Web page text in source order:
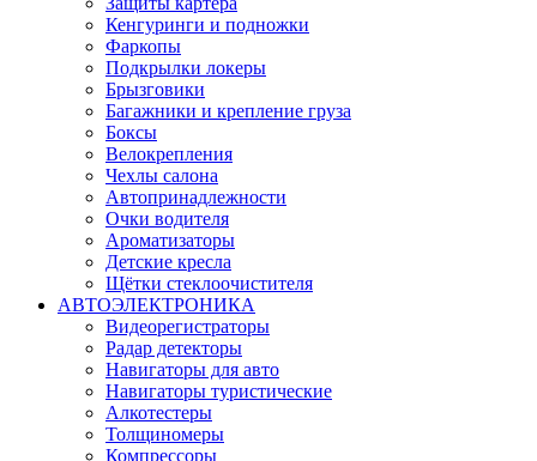
Кенгуринги и подножки
Фаркопы
Подкрылки локеры
Брызговики
Багажники и крепление груза
Боксы
Велокрепления
Чехлы салона
Автопринадлежности
Очки водителя
Ароматизаторы
Детские кресла
Щётки стеклоочистителя
АВТОЭЛЕКТРОНИКА
Видеорегистраторы
Радар детекторы
Навигаторы для авто
Навигаторы туристические
Алкотестеры
Толщиномеры
Компрессоры